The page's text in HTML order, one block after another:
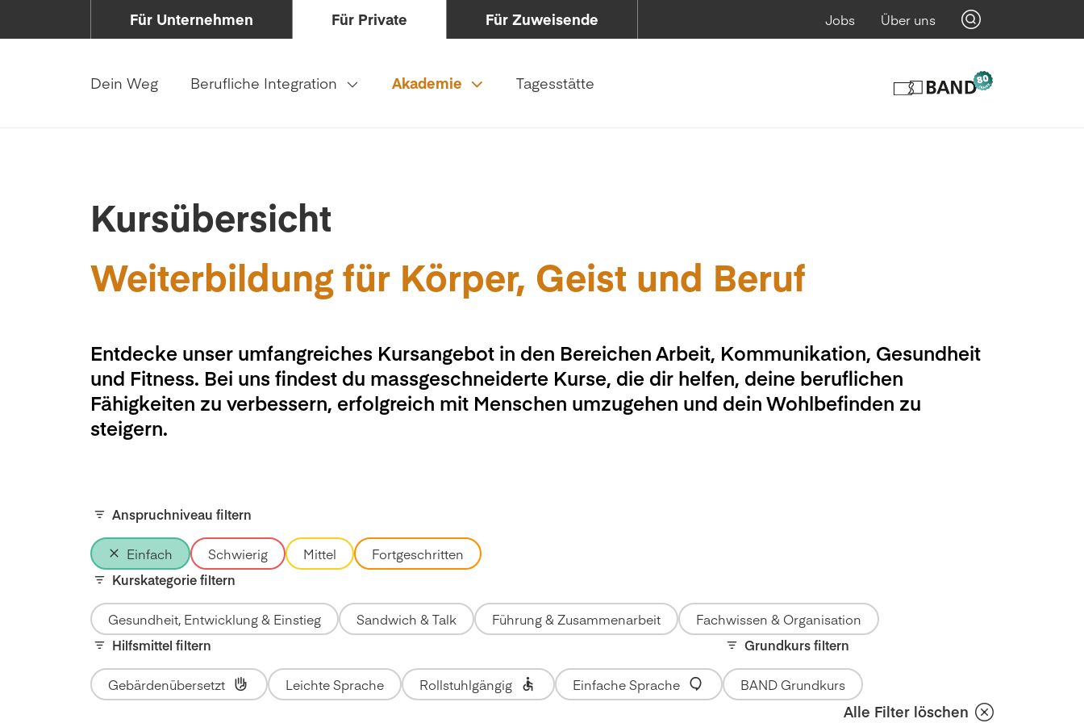
Für Unternehmen Für Private Für Zuweisende Jobs Über uns
Dein Weg Berufliche Integration Akademie Tagesstätte
Kursübersicht
Weiterbildung für Körper, Geist und Beruf
Entdecke unser umfangreiches Kursangebot in den Bereichen Arbeit, Kommunikation, Gesundheit
und Fitness. Bei uns findest du massgeschneiderte Kurse, die dir helfen, deine beruflichen
Fähigkeiten zu verbessern, erfolgreich mit Menschen umzugehen und dein Wohlbefinden zu
steigern.
Anspruchniveau filtern
Einfach Schwierig Mittel
Fortgeschritten
Kurskategorie filtern
Gesundheit, Entwicklung & Einstieg Sandwich & Talk Führung & Zusammenarbeit
Fachwissen & Organisation
Hilfsmittel filtern
Gebärdenübersetzt Leichte Sprache Rollstuhlgängig Einfache Sprache
Grundkurs filtern
BAND Grundkurs
Alle Filter löschen